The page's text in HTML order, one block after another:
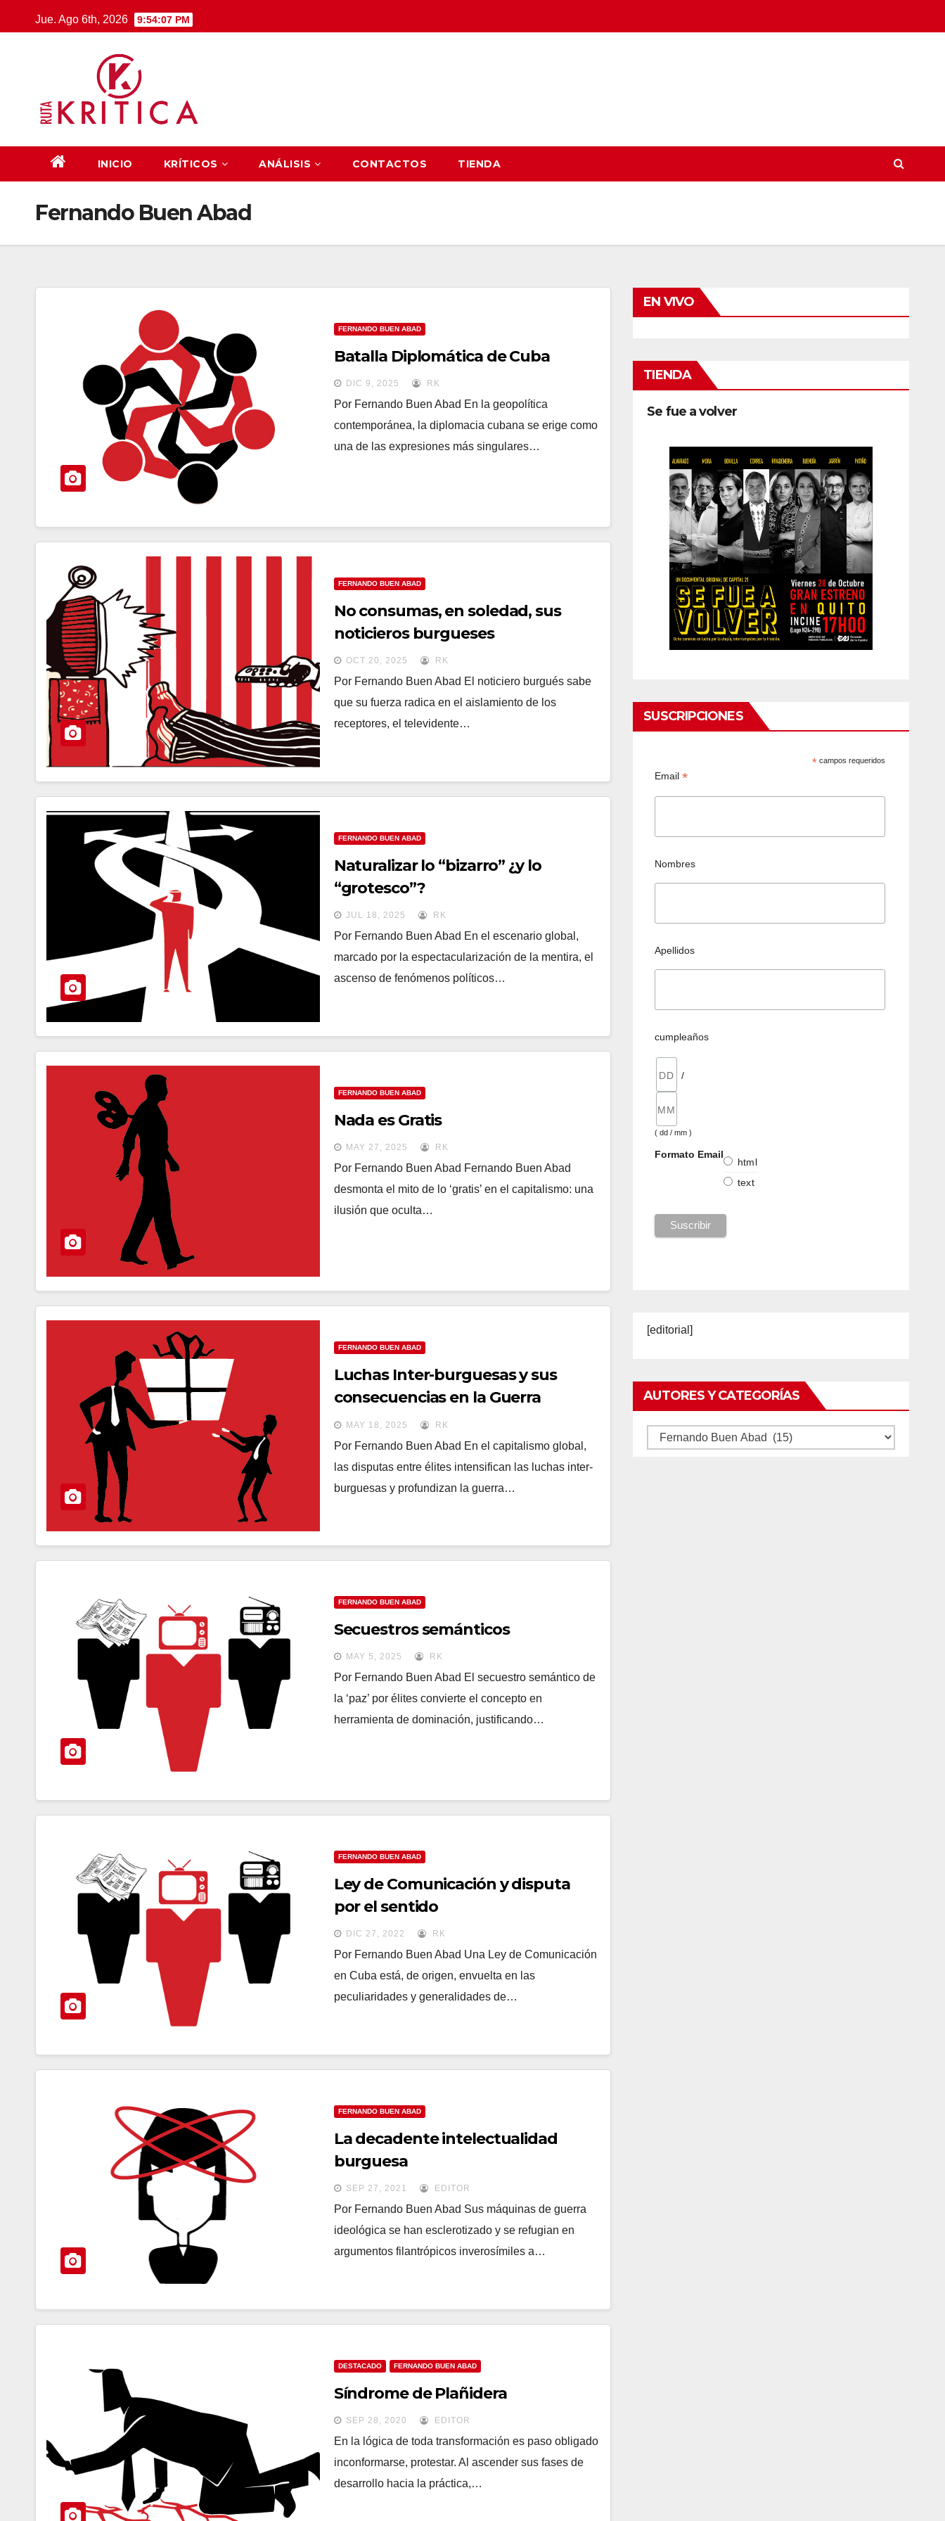
al
Jue. Ago 6th, 2026 9:54:08 PM
INICIO KRÍTICOS ANÁLISIS CONTACTOS TIENDA
Fernando Buen Abad
FERNANDO BUEN ABAD
Batalla Diplomática de Cuba
DIC 9, 2025 RK
Por Fernando Buen Abad En la geopolítica
contemporánea, la diplomacia cubana se erige como
una de las expresiones más singulares…
FERNANDO BUEN ABAD
No consumas, en soledad, sus
noticieros burgueses
OCT 20, 2025 RK
Por Fernando Buen Abad El noticiero burgués sabe
que su fuerza radica en el aislamiento de los
receptores, el televidente…
FERNANDO BUEN ABAD
Naturalizar lo “bizarro” ¿y lo
“grotesco”?
JUL 18, 2025 RK
Por Fernando Buen Abad En el escenario global,
marcado por la espectacularización de la mentira, el
ascenso de fenómenos políticos…
FERNANDO BUEN ABAD
Nada es Gratis
MAY 27, 2025 RK
Por Fernando Buen Abad Fernando Buen Abad
desmonta el mito de lo ‘gratis’ en el capitalismo: una
ilusión que oculta…
FERNANDO BUEN ABAD
Luchas Inter-burguesas y sus
consecuencias en la Guerra
Cognitiva
MAY 18, 2025 RK
Por Fernando Buen Abad En el capitalismo global,
las disputas entre élites intensifican las luchas inter-
burguesas y profundizan la guerra…
FERNANDO BUEN ABAD
Secuestros semánticos
MAY 5, 2025 RK
Por Fernando Buen Abad El secuestro semántico de
la ‘paz’ por élites convierte el concepto en
herramienta de dominación, justificando…
FERNANDO BUEN ABAD
Ley de Comunicación y disputa
por el sentido
DIC 27, 2022 RK
Por Fernando Buen Abad Una Ley de Comunicación
en Cuba está, de origen, envuelta en las
peculiaridades y generalidades de…
FERNANDO BUEN ABAD
La decadente intelectualidad
burguesa
SEP 27, 2021 EDITOR
Por Fernando Buen Abad Sus máquinas de guerra
ideológica se han esclerotizado y se refugian en
argumentos filantrópicos inverosímiles a…
DESTACADO FERNANDO BUEN ABAD
Síndrome de Plañidera
SEP 28, 2020 EDITOR
En la lógica de toda transformación es paso obligado
inconformarse, protestar. Al ascender sus fases de
desarrollo hacia la práctica,…
EN VIVO
TIENDA
Se fue a volver
SUSCRIPCIONES
* campos requeridos
Email *
Nombres
Apellidos
cumpleaños
/
( dd / mm )
Formato Email
html
text
[editorial]
AUTORES Y CATEGORÍAS
Autores